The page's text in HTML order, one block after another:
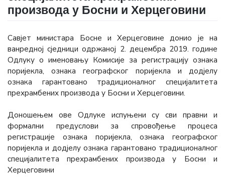
производа у Босни и Херцеговини
Савјет министара Босне и Херцеговине донио је на
ванредној сједници одржаној 2. децембра 2019. године
Одлуку о именовању Комисије за регистрацију ознака
поријекла, ознака географског поријекла и додјелу
ознака гарантовано традиционалног специјалитета
прехрамбених производа у Босни и Херцеговини.
Доношењем ове Одлуке испуњени су сви правни и
формални предуслови за спровођење процеса
регистрације ознака поријекла, ознака географског
поријекла и додјелу ознака гарантовано традиционалног
специјалитета прехрамбених производа у Босни и
Херцеговини